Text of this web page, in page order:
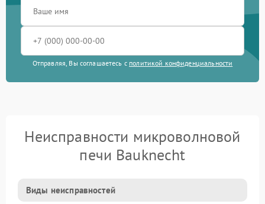
Отправляя, Вы соглашаетесь с политикой конфиденциальности
Неисправности микроволновой
печи Bauknecht
Виды неисправностей